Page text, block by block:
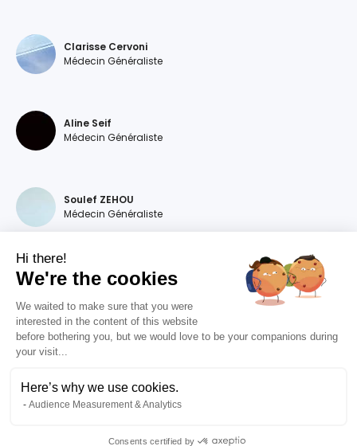
Clarisse Cervoni
Médecin Généraliste
Aline Seif
Médecin Généraliste
Soulef ZEHOU
Médecin Généraliste
Magdalena DEVILLERS
Diana MOURAO BALSA
Médecin Généraliste
Hi there!
We're the cookies
We waited to make sure that you were
interested in the content of this website
before bothering you, but we would love to be your companions during
your visit...
Here’s why we use cookies.
Audience Measurement & Analytics
Consents certified by